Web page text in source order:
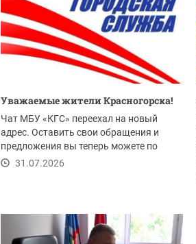
Уважаемые жители Красногорска!
Чат МБУ «КГС» переехал на новый
адрес. Оставить свои обращения и
предложения вы теперь можете по
ссылке.
31.07.2026